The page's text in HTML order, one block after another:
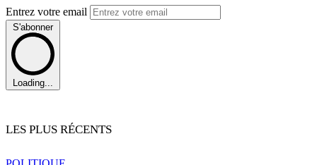
Entrez votre email
S'abonner
Loading...
LES PLUS RÉCENTS